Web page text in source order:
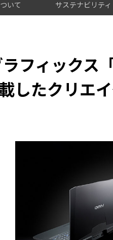
いて サステナビリティ
フィックス
したクリエ